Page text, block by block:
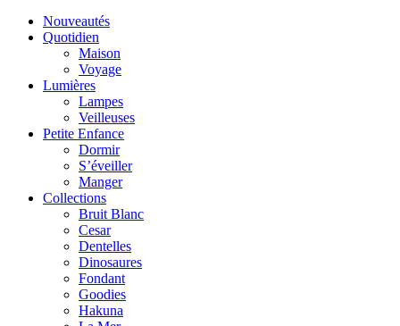
Nouveautés
Quotidien
Maison
Voyage
Lumières
Lampes
Veilleuses
Petite Enfance
Dormir
S’éveiller
Manger
Collections
Bruit Blanc
Cesar
Dentelles
Dinosaures
Fondant
Goodies
Hakuna